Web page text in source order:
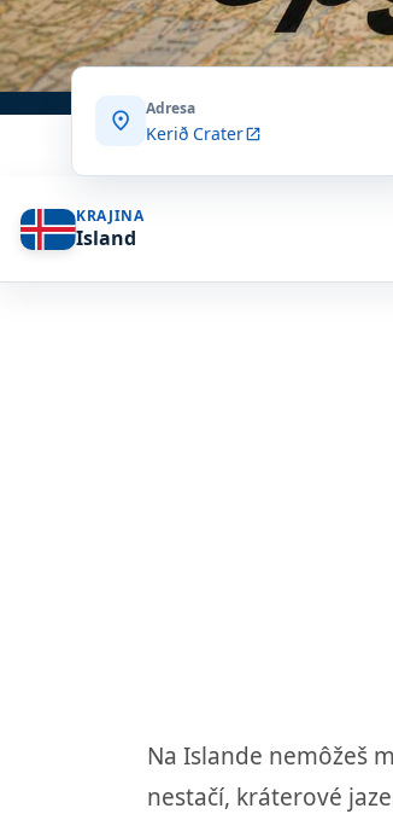
location_on Adresa
Kerið Crateropen_in_new
KRAJINA
Island
Na Islande nemôžeš
nestačí, kráterové